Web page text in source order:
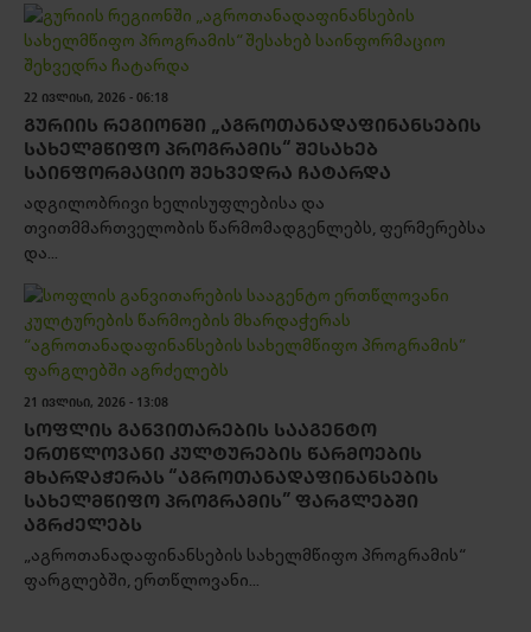
22 ᲘᲕᲚᲘᲡᲘ, 2026 - 06:18
ᲒᲣᲠᲘᲘᲡ ᲠᲔᲒᲘᲝᲜᲨᲘ „ᲐᲒᲠᲝᲗᲐᲜᲐᲓᲐᲤᲘᲜᲐᲜᲡᲔᲑᲘᲡ
ᲡᲐᲮᲔᲚᲛᲬᲘᲤᲝ ᲞᲠᲝᲒᲠᲐᲛᲘᲡ“ ᲨᲔᲡᲐᲮᲔᲑ
ᲡᲐᲘᲜᲤᲝᲠᲛᲐᲪᲘᲝ ᲨᲔᲮᲕᲔᲓᲠᲐ ᲩᲐᲢᲐᲠᲓᲐ
ადგილობრივი ხელისუფლებისა და
თვითმმართველობის წარმომადგენლებს, ფერმერებსა
და...
21 ᲘᲕᲚᲘᲡᲘ, 2026 - 13:08
ᲡᲝᲤᲚᲘᲡ ᲒᲐᲜᲕᲘᲗᲐᲠᲔᲑᲘᲡ ᲡᲐᲐᲒᲔᲜᲢᲝ
ᲔᲠᲗᲬᲚᲝᲕᲐᲜᲘ ᲙᲣᲚᲢᲣᲠᲔᲑᲘᲡ ᲬᲐᲠᲛᲝᲔᲑᲘᲡ
ᲛᲮᲐᲠᲓᲐᲭᲔᲠᲐᲡ “ᲐᲒᲠᲝᲗᲐᲜᲐᲓᲐᲤᲘᲜᲐᲜᲡᲔᲑᲘᲡ
ᲡᲐᲮᲔᲚᲛᲬᲘᲤᲝ ᲞᲠᲝᲒᲠᲐᲛᲘᲡ” ᲤᲐᲠᲒᲚᲔᲑᲨᲘ
ᲐᲒᲠᲫᲔᲚᲔᲑᲡ
„აგროთანადაფინანსების სახელმწიფო პროგრამის“
ფარგლებში, ერთწლოვანი...